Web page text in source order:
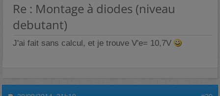
Re : Montage à diodes (niveau
debutant)
J'ai fait sans calcul, et je trouve V'e= 10,7V